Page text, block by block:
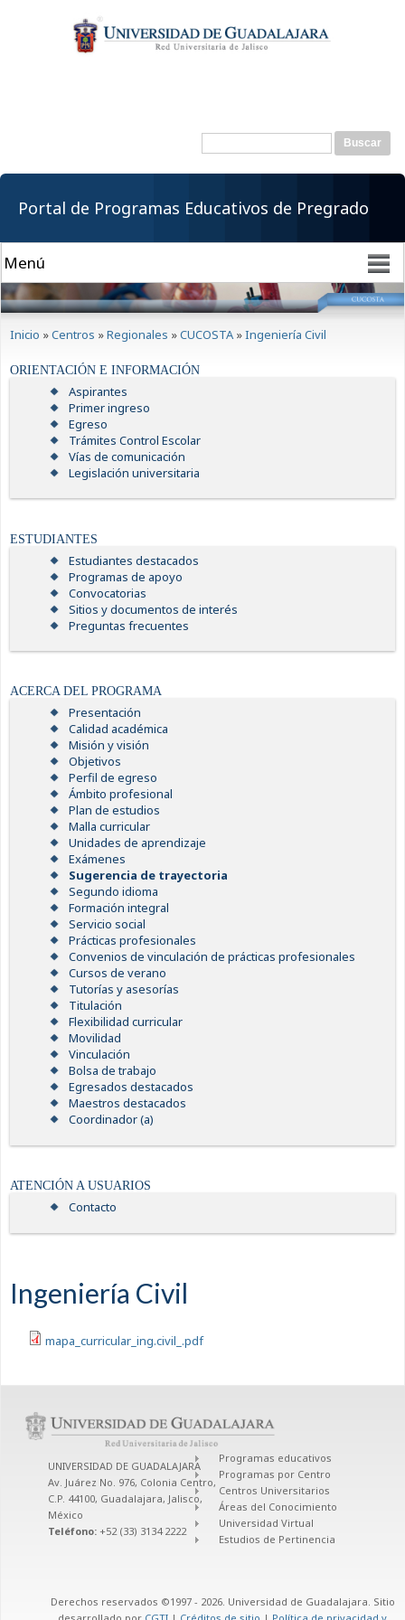
contenido
principal
Formulario de
Buscar
Portal de Programas Educativos de Pregrado
Inicio »Centros »Regionales »CUCOSTA »Ingeniería Civil
ORIENTACIÓN E INFORMACIÓN
Aspirantes
Primer ingreso
Egreso
Trámites Control Escolar
Vías de comunicación
Legislación universitaria
ESTUDIANTES
Estudiantes destacados
Programas de apoyo
Convocatorias
Sitios y documentos de interés
Preguntas frecuentes
ACERCA DEL PROGRAMA
Presentación
Calidad académica
Misión y visión
Objetivos
Perfil de egreso
Ámbito profesional
Plan de estudios
Malla curricular
Unidades de aprendizaje
Exámenes
Sugerencia de trayectoria
Segundo idioma
Formación integral
Servicio social
Prácticas profesionales
Convenios de vinculación de prácticas profesionales
Cursos de verano
Tutorías y asesorías
Titulación
Flexibilidad curricular
Movilidad
Vinculación
Bolsa de trabajo
Egresados destacados
Maestros destacados
Coordinador (a)
ATENCIÓN A USUARIOS
Contacto
Ingeniería Civil
mapa_curricular_ing.civil_.pdf
UNIVERSIDAD DE GUADALAJARA
Av. Juárez No. 976, Colonia Centro,
C.P. 44100, Guadalajara, Jalisco,
México
Teléfono: +52 (33) 3134 2222
Programas educativos
Programas por Centro
Centros Universitarios
Áreas del Conocimiento
Universidad Virtual
Estudios de Pertinencia
Derechos reservados ©1997 - 2026. Universidad de Guadalajara. Sitio